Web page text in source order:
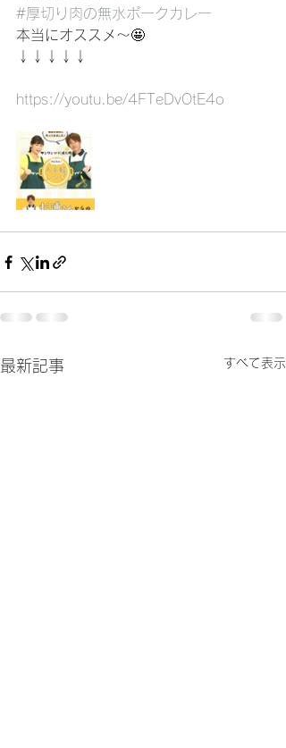
#厚切り肉の無水ポークカレー
本当にオススメ〜🤩
↓↓↓↓↓
https://youtu.be/4FTeDvOtE4o
最新記事 すべて表示